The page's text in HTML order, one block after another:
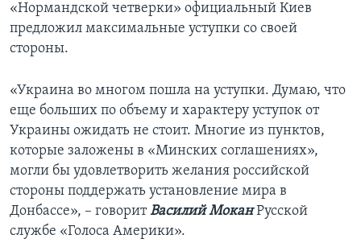
«Нормандской четверки» официальный Киев
предложил максимальные уступки со своей
стороны.
«Украина во многом пошла на уступки. Думаю, что
еще больших по объему и характеру уступок от
Украины ожидать не стоит. Многие из пунктов,
которые заложены в «Минских соглашениях»,
могли бы удовлетворить желания российской
стороны поддержать установление мира в
Донбассе», – говоритВасилий МоканРусской
службе «Голоса Америки».